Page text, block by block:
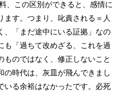
、この区別ができると、感情に
ます。つまり、叱責される＝人
、「まだ途中にいる証拠」なの
も「過ちて改めざる、これを過
ものではなく、修正しないこと
の時代は、灰皿が飛んできまし
いる余裕はなかったです。必死